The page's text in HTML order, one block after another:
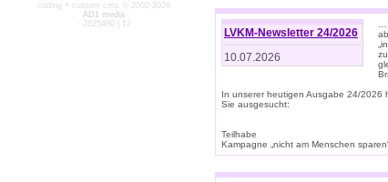
coding + custom cms © 2002-2026
AD1 media
· 2625480 | 12
LVKM-Newsletter 24/2026
10.07.2026
In unserer heutigen Ausgabe 24/2026
Sie ausgesucht:
Teilhabe
Kampagne „nicht am Menschen